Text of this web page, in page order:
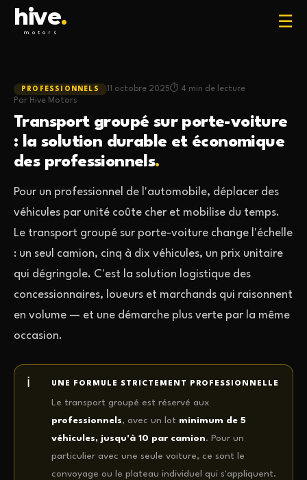
hive.
motors
☰
PROFESSIONNELS 11 octobre 2025
4 min de lecture
Par Hive Motors
Transport groupé sur porte-voiture
: la solution durable et économique
des professionnels.
Pour un professionnel de l'automobile, déplacer des
véhicules par unité coûte cher et mobilise du temps.
Le transport groupé sur porte-voiture change l'échelle
: un seul camion, cinq à dix véhicules, un prix unitaire
qui dégringole. C'est la solution logistique des
concessionnaires, loueurs et marchands qui raisonnent
en volume — et une démarche plus verte par la même
occasion.
UNE FORMULE STRICTEMENT PROFESSIONNELLE
Le transport groupé est réservé aux
professionnels, avec un lot minimum de 5
véhicules, jusqu'à 10 par camion. Pour un
particulier avec une seule voiture, ce sont le
convoyage ou le plateau individuel qui s'appliquent.